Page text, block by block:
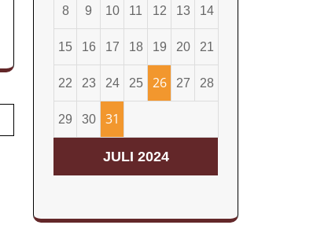
JULI 2024
8 9 10 11 12 13 14
15 16 17 18 19 20 21
22 23 24 25 26 27 28
29 30 31